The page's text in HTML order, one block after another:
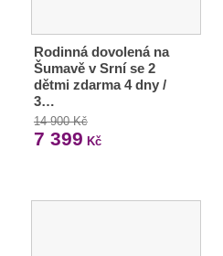
Rodinná dovolená na
Šumavě v Srní se 2
dětmi zdarma 4 dny /
3…
14 900 Kč
7 399 Kč